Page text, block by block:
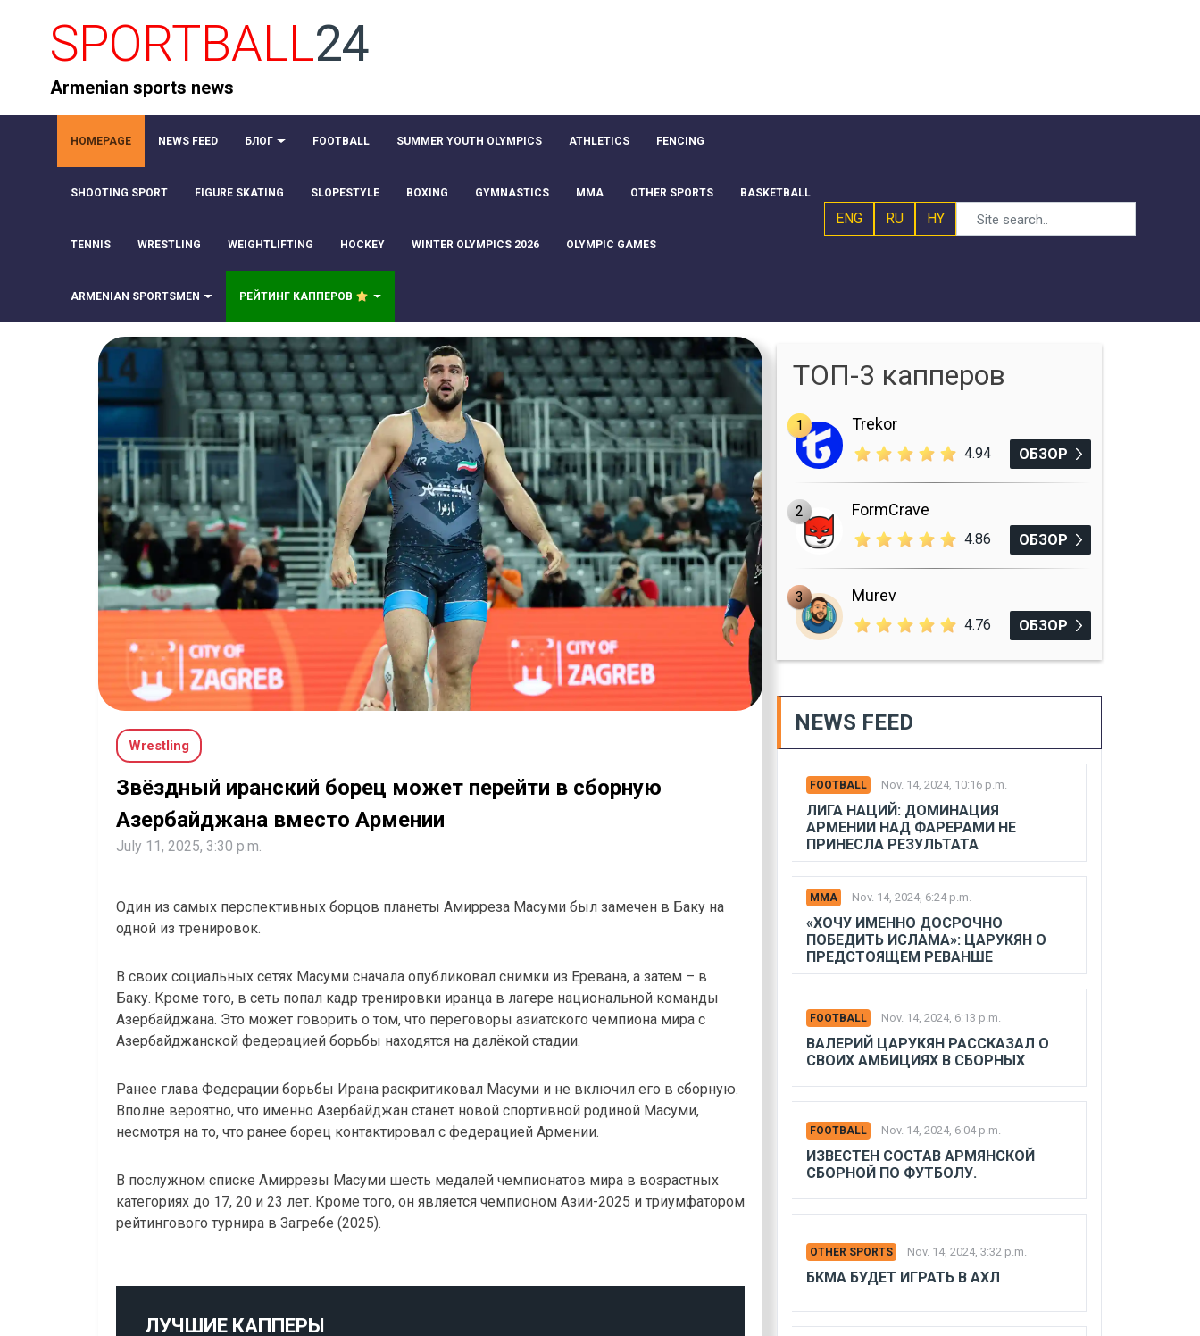
SPORTBALL24
Armenian sports news
HOMEPAGE NEWS FEED БЛОГ FOOTBALL SUMMER YOUTH OLYMPICS ATHLETICS FENCING
SHOOTING SPORT FIGURE SKATING SLOPESTYLE BOXING GYMNASTICS MMA OTHER SPORTS BASKETBALL
TENNIS WRESTLING WEIGHTLIFTING HOCKEY WINTER OLYMPICS 2026 OLYMPIC GAMES
ARMENIAN SPORTSMEN РЕЙТИНГ КАППЕРОВ
ENG RU HY
Wrestling
Звёздный иранский борец может перейти в сборную
Азербайджана вместо Армении
July 11, 2025, 3:30 p.m.
Один из самых перспективных борцов планеты Амирреза Масуми был замечен в Баку на
одной из тренировок.
В своих социальных сетях Масуми сначала опубликовал снимки из Еревана, а затем – в
Баку. Кроме того, в сеть попал кадр тренировки иранца в лагере национальной команды
Азербайджана. Это может говорить о том, что переговоры азиатского чемпиона мира с
Азербайджанской федерацией борьбы находятся на далёкой стадии.
Ранее глава Федерации борьбы Ирана раскритиковал Масуми и не включил его в сборную.
Вполне вероятно, что именно Азербайджан станет новой спортивной родиной Масуми,
несмотря на то, что ранее борец контактировал с федерацией Армении.
В послужном списке Амиррезы Масуми шесть медалей чемпионатов мира в возрастных
категориях до 17, 20 и 23 лет. Кроме того, он является чемпионом Азии-2025 и триумфатором
рейтингового турнира в Загребе (2025).
ЛУЧШИЕ КАППЕРЫ
ТОП-3 капперов
1 Trekor
4.94 ОБЗОР
2 FormCrave
4.86 ОБЗОР
3 Murev
4.76 ОБЗОР
NEWS FEED
FOOTBALL Nov. 14, 2024, 10:16 p.m.
ЛИГА НАЦИЙ: ДОМИНАЦИЯ
АРМЕНИИ НАД ФАРЕРАМИ НЕ
ПРИНЕСЛА РЕЗУЛЬТАТА
MMA Nov. 14, 2024, 6:24 p.m.
«ХОЧУ ИМЕННО ДОСРОЧНО
ПОБЕДИТЬ ИСЛАМА»: ЦАРУКЯН О
ПРЕДСТОЯЩЕМ РЕВАНШЕ
FOOTBALL Nov. 14, 2024, 6:13 p.m.
ВАЛЕРИЙ ЦАРУКЯН РАССКАЗАЛ О
СВОИХ АМБИЦИЯХ В СБОРНЫХ
FOOTBALL Nov. 14, 2024, 6:04 p.m.
ИЗВЕСТЕН СОСТАВ АРМЯНСКОЙ
СБОРНОЙ ПО ФУТБОЛУ.
OTHER SPORTS Nov. 14, 2024, 3:32 p.m.
БКМА БУДЕТ ИГРАТЬ В АХЛ